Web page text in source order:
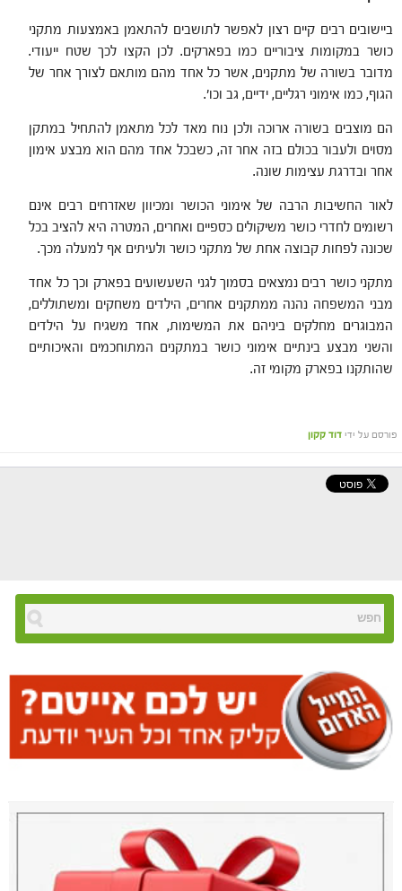
ביישובים רבים קיים רצון לאפשר לתושבים להתאמן באמצעות מתקני
כושר במקומות ציבוריים כמו בפארקים. לכן הקצו לכך שטח ייעודי.
מדובר בשורה של מתקנים, אשר כל אחד מהם מותאם לצורך אחר של
הגוף, כמו אימוני רגליים, ידיים, גב וכו'.
הם מוצבים בשורה ארוכה ולכן נוח מאד לכל מתאמן להתחיל במתקן
מסוים ולעבור בכולם בזה אחר זה, כשבכל אחד מהם הוא מבצע אימון
אחר ובדרגת עצימות שונה.
לאור החשיבות הרבה של אימוני הכושר ומכיוון שאזרחים רבים אינם
רשומים לחדרי כושר משיקולים כספיים ואחרים, המטרה היא להציב בכל
שכונה לפחות קבוצה אחת של מתקני כושר ולעיתים אף למעלה מכך.
מתקני כושר רבים נמצאים בסמוך לגני השעשועים בפארק וכך כל אחד
מבני המשפחה נהנה ממתקנים אחרים, הילדים משחקים ומשתוללים,
המבוגרים מחלקים ביניהם את המשימות, אחד משגיח על הילדים
והשני מבצע בינתיים אימוני כושר במתקנים המתוחכמים והאיכותיים
שהותקנו בפארק מקומי זה.
פורסם על ידי דוד קקון